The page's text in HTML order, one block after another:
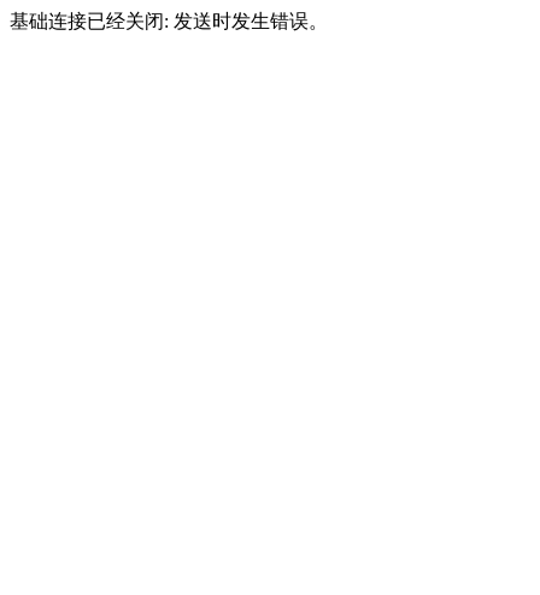
基础连接已经关闭: 发送时发生错误。